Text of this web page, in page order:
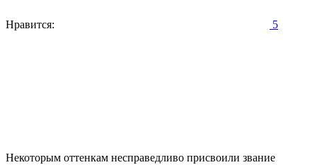
Нравится: 5
Некоторым оттенкам несправедливо присвоили звание